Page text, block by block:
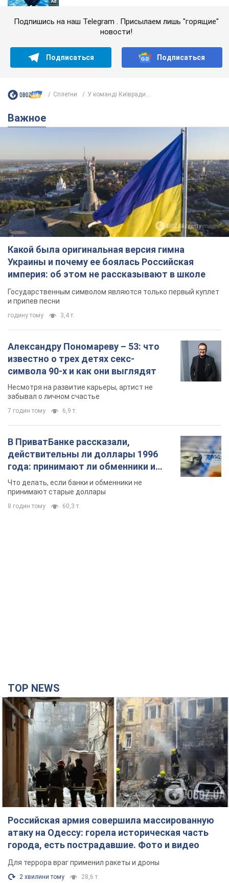
Подпишись на наш Telegram . Присылаем лишь "горящие"
новости!
Подписаться Подписаться
Сплетни У команді Київради...
Важное
Какой была оригинальная версия гимна
Украины и почему ее боялась Российская
империя: об этом не рассказывают в школе
Государственным символом являются только первый куплет
и припев песни
годину тому 3,4 т.
Александру Пономареву – 53: что
известно о трех детях секс-
символа 90-х и как они выглядят
Несмотря на развитие карьеры, артист не
забывал о личном счастье
7 годин тому 6,9 т.
В ПриватБанке рассказали,
действительны ли доллары 1996
года: принимают ли обменники и
банки такие купюры
Что делать, если банки и обменники не
принимают старые доллары
8 годин тому 60,3 т.
TOP NEWS
Российская армия совершила массированную
атаку на Одессу: горела историческая часть
города, есть пострадавшие. Фото и видео
Для террора враг применил ракеты и дроны
2 хвилини тому 28,6 т.